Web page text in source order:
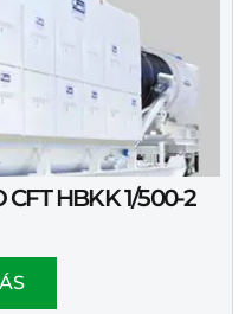
HBKK 1/500-2